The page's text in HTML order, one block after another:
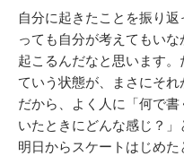
自分に起きたことを振り
っても自分が考えてもい
起こるんだなと思います
ていう状態が、まさにそれ
だから、よく人に「何で
いたときにどんな感じ？
明日からスケートはじめ